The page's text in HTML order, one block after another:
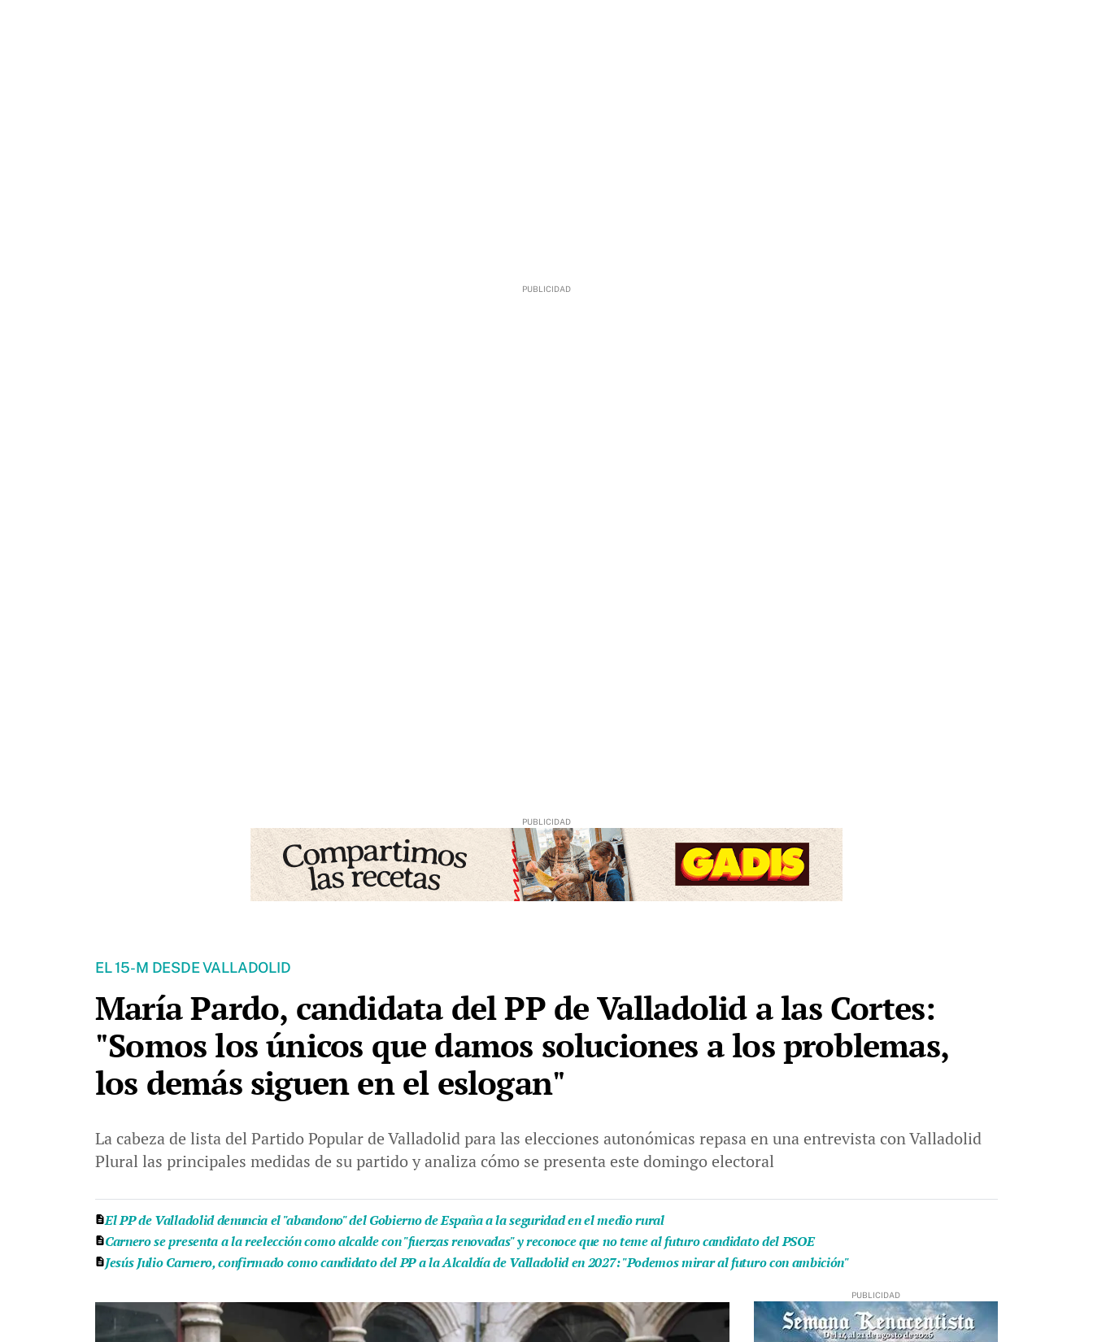
EL 15-M DESDE VALLADOLID
María Pardo, candidata del PP de Valladolid a las Cortes:
"Somos los únicos que damos soluciones a los problemas,
los demás siguen en el eslogan"
La cabeza de lista del Partido Popular de Valladolid para las elecciones autonómicas repasa en una entrevista con Valladolid
Plural las principales medidas de su partido y analiza cómo se presenta este domingo electoral
El PP de Valladolid denuncia el "abandono" del Gobierno de España a la seguridad en el medio rural
Carnero se presenta a la reelección como alcalde con "fuerzas renovadas" y reconoce que no teme al futuro candidato del PSOE
Jesús Julio Carnero, confirmado como candidato del PP a la Alcaldía de Valladolid en 2027: "Podemos mirar al futuro con ambición"